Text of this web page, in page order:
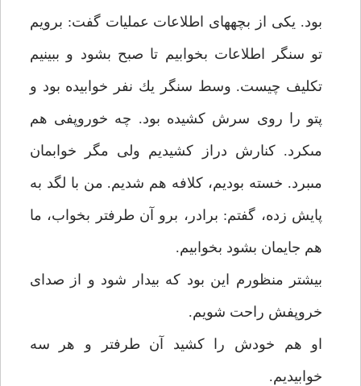
بود. يكى از بچه‏هاى اطلاعات عمليات گفت: برويم
تو سنگر اطلاعات بخوابيم تا صبح بشود و ببينيم
تكليف چيست. وسط سنگر يك نفر خوابيده بود و
پتو را روى سرش كشيده بود. چه خوروپفى هم
مى‏كرد. كنارش دراز كشيديم ولى مگر خوابمان
مى‏برد. خسته بوديم، كلافه هم شديم. من با لگد به
پايش زده، گفتم: برادر، برو آن طرف‏تر بخواب، ما
هم جايمان بشود بخوابيم.
بيشتر منظورم اين بود كه بيدار شود و از صداى
خروپفش راحت شويم.
او هم خودش را كشيد آن طرف‏تر و هر سه
خوابيديم.